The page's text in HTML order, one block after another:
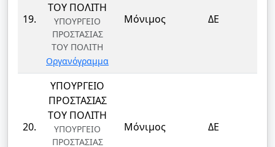
19.
ΤΟΥ ΠΟΛΙΤΗ
ΥΠΟΥΡΓΕΙΟ
ΠΡΟΣΤΑΣΙΑΣ
ΤΟΥ ΠΟΛΙΤΗ
Οργανόγραμμα
Μόνιμος ΔΕ
20.
ΥΠΟΥΡΓΕΙΟ
ΠΡΟΣΤΑΣΙΑΣ
ΤΟΥ ΠΟΛΙΤΗ
ΥΠΟΥΡΓΕΙΟ
ΠΡΟΣΤΑΣΙΑΣ
Μόνιμος ΔΕ